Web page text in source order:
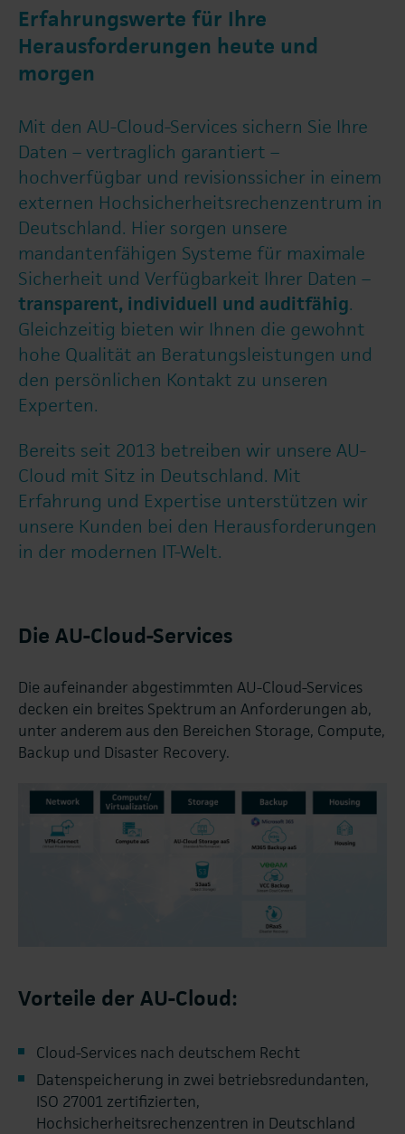
Erfahrungswerte für Ihre
Herausforderungen heute und
morgen
Mit den AU-Cloud-Services sichern Sie Ihre
Daten – vertraglich garantiert –
hochverfügbar und revisionssicher in einem
externen Hochsicherheitsrechenzentrum in
Deutschland. Hier sorgen unsere
mandantenfähigen Systeme für maximale
Sicherheit und Verfügbarkeit Ihrer Daten –
transparent, individuell und auditfähig.
Gleichzeitig bieten wir Ihnen die gewohnt
hohe Qualität an Beratungsleistungen und
den persönlichen Kontakt zu unseren
Experten.
Bereits seit 2013 betreiben wir unsere AU-
Cloud mit Sitz in Deutschland. Mit
Erfahrung und Expertise unterstützen wir
unsere Kunden bei den Herausforderungen
in der modernen IT-Welt.
Die AU-Cloud-Services
Die aufeinander abgestimmten AU-Cloud-Services
decken ein breites Spektrum an Anforderungen ab,
unter anderem aus den Bereichen Storage, Compute,
Backup und Disaster Recovery.
Vorteile der AU-Cloud:
Cloud-Services nach deutschem Recht
Datenspeicherung in zwei betriebsredundanten,
ISO 27001 zertifizierten,
Hochsicherheitsrechenzentren in Deutschland